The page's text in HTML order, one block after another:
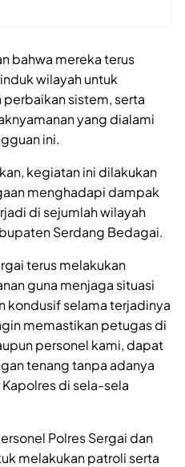
bahwa mereka terus
wilayah untuk
sistem, serta
yang dialami
ini.
kegiatan ini dilakukan
menghadapi dampak
di sejumlah wilayah
Serdang Bedagai.
terus melakukan
guna menjaga situasi
kondusif selama terjadinya
memastikan petugas di
personel kami, dapat
tenang tanpa adanya
di sela-sela
Polres Sergai dan
melakukan patroli serta